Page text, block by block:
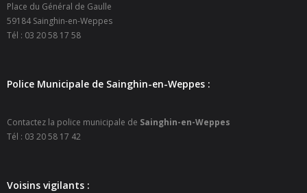
Place du Général de Gaulle
59184 Sainghin-en-Weppes
Tél : 03 20 58 17 58
Police Municipale de Sainghin-en-Weppes :
Contactez la police municipale de Sainghin-en-Weppes
Tél : 03 20 58 17 42
Voisins vigilants :